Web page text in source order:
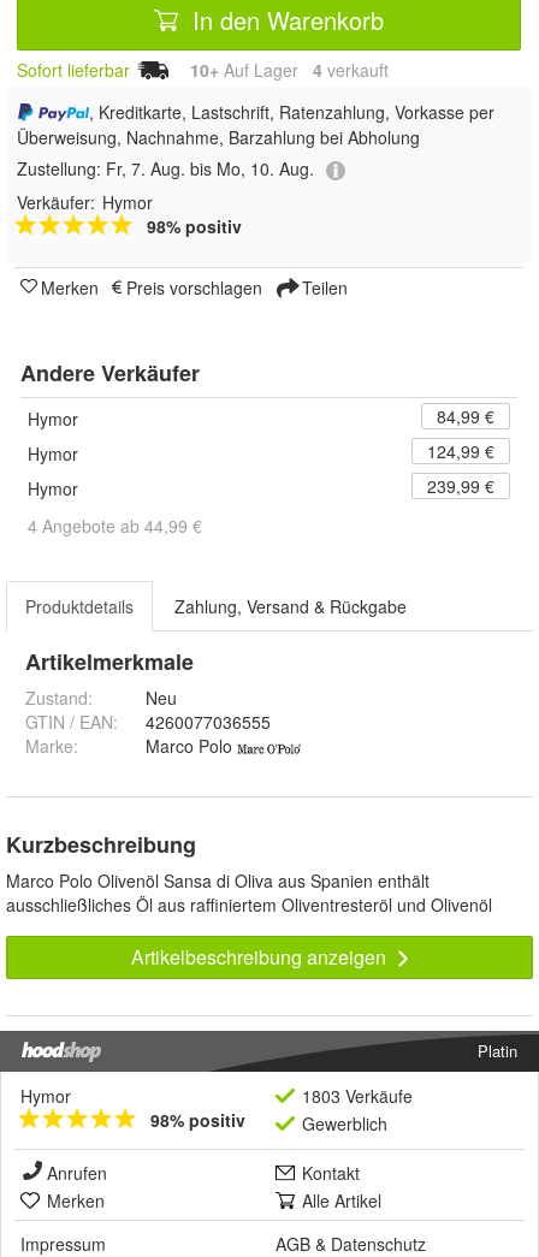
In den Warenkorb
Sofort lieferbar 10+ Auf Lager 4 verkauft
, Kreditkarte, Lastschrift, Ratenzahlung, Vorkasse per
Überweisung, Nachnahme, Barzahlung bei Abholung
Zustellung: Fr, 7. Aug. bis Mo, 10. Aug.
Verkäufer: Hymor
98% positiv
Merken Preis vorschlagen Teilen
Andere Verkäufer
Hymor
84,99 €
Hymor
124,99 €
Hymor
239,99 €
4 Angebote ab 44,99 €
Produktdetails Zahlung, Versand & Rückgabe
Artikelmerkmale
Zustand:
Neu
GTIN / EAN:
4260077036555
Marke:
Marco Polo
Kurzbeschreibung
Marco Polo Olivenöl Sansa di Oliva aus Spanien enthält
ausschließliches Öl aus raffiniertem Oliventresteröl und Olivenöl
Artikelbeschreibung anzeigen
Platin
Hymor
98% positiv
1803 Verkäufe
Gewerblich
Anrufen
Kontakt
Merken
Alle Artikel
Impressum
AGB & Datenschutz